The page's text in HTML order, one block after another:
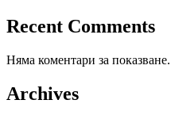
Recent Comments
Няма коментари за показване.
Archives